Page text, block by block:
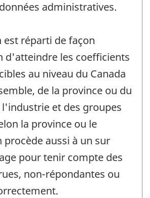
administratives.
est réparti de façon
d'atteindre les coefficients
au niveau du Canada
de la province ou du
et des groupes
la province ou le
aussi à un sur
pour tenir compte des
non-répondantes ou